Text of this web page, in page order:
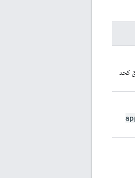
أو كانت القيمة 0، سيتم عرض 10,000 تطبيق كحد